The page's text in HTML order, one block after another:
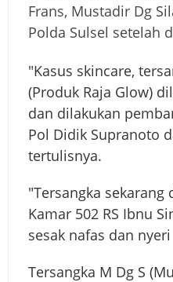
Frans, Mustadir Dg
Polda Sulsel setelah
"Kasus skincare,
(Produk Raja Glow)
dan dilakukan
Pol Didik Supranoto
tertulisnya.
"Tersangka
Kamar 502 RS Ibnu
sesak nafas dan
Tersangka M Dg S